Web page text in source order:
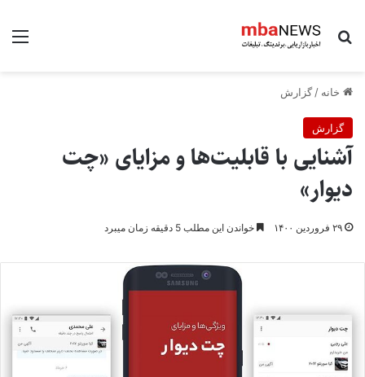
جستجو برای
خانه / گزارش
گزارش
آشنایی با قابلیت‌ها و مزایای «چت
دیوار»
۲۹ فروردین ۱۴۰۰ خواندن این مطلب 5 دقیقه زمان میبرد